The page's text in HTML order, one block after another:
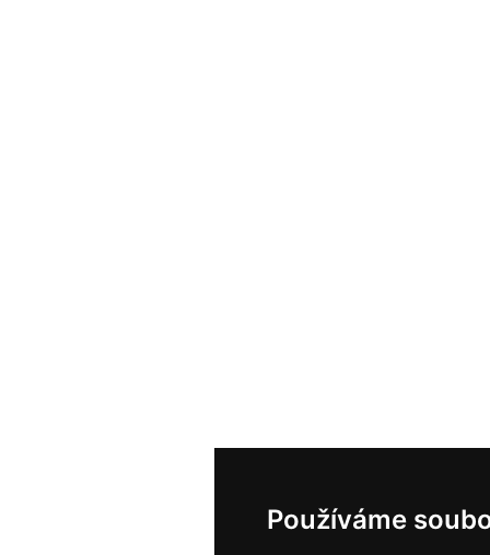
Používáme